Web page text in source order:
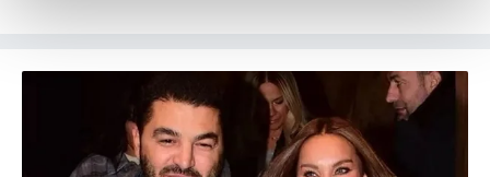
takdirde, kullanıcılara hedefli reklamlar
gösterilmeyecektir."
Sizlere daha iyi bir hizmet sunabilmek için İnternet